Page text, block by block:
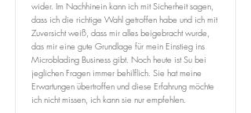
wider. Im Nachhinein kann ich mit Sicherheit sagen,
dass ich die richtige Wahl getroffen habe und ich mit
Zuversicht weiß, dass mir alles beigebracht wurde,
das mir eine gute Grundlage für mein Einstieg ins
Microblading Business gibt. Noch heute ist Su bei
jeglichen Fragen immer behilflich. Sie hat meine
Erwartungen übertroffen und diese Erfahrung möchte
ich nicht missen, ich kann sie nur empfehlen.